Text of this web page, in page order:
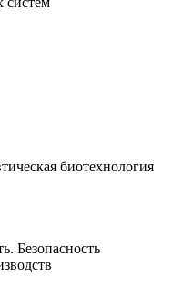
биотехнология
Безопасность